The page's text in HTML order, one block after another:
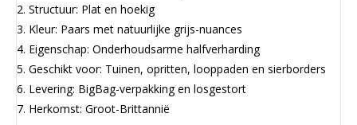
Structuur: Plat en hoekig
Kleur: Paars met natuurlijke grijs-nuances
Eigenschap: Onderhoudsarme halfverharding
Geschikt voor: Tuinen, opritten, looppaden en sierborders
Levering: BigBag-verpakking en losgestort
Herkomst: Groot-Brittannië